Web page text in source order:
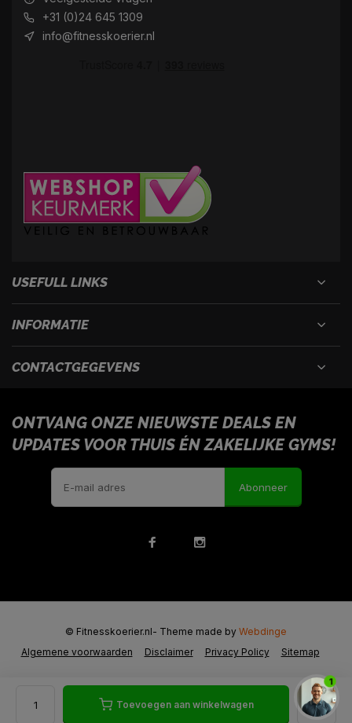
Toevoegen aan winkelwagen
+31 (0)24 645 1309
info@fitnesskoerier.nl
USEFULL LINKS
INFORMATIE
CONTACTGEGEVENS
ONTVANG ONZE NIEUWSTE DEALS EN
UPDATES VOOR THUIS ÉN ZAKELIJKE GYMS!
Abonneer
Algemene voorwaarden Disclaimer Privacy Policy Sitemap
© Fitnesskoerier.nl- Theme made by Webdinge
1